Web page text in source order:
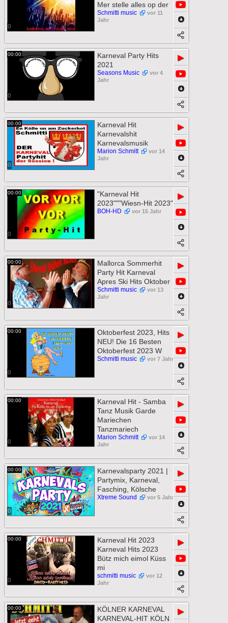
0
Mer stelle alles op der
Schmitti music
vor 11
Jahr
00:00
0
Karneval Party Hits
2021
Seasons Music
vor 4
Jahr
▶
00:00
0
Karneval Hit
Karnevalshit
Karnevalsmusik
Marion Schmitt
vor 14
Jahr
▶
00:00
0
"Karneval Hit
2023"""Wiesn-Hit 2023"
BOH-HD vor 15 Jahr
▶
00:00
0
Mallorca Sommerhit
Party Hit Karneval
Apres Ski Hits Oktober
Schmitti music
vor 13
Jahr
▶
00:00
0
Oktoberfest 2023, Hits
NEU! Die 16 Besten
Oktoberfest 2023 W
Schmitti music vor 7 Jahr
▶
00:00
0
Karneval Hit - Samba
Tanz Musik Garde
Mariechen
Tanzmariech
Marion Schmitt
vor 14
Jahr
▶
00:00
0
Karnevalsparty 2021 |
Partymix, Karneval,
Fasching, Kölsche
Xtreme Sound vor 5 Jahr
▶
00:00
0
Karneval Hit 2023
Karneval Hits 2023
Bütz mich eimol Küss
mi
schmitti music
vor 12
Jahr
▶
00:00
KÖLNER KARNEVAL
KARNEVAL-HIT KÖLN
▶